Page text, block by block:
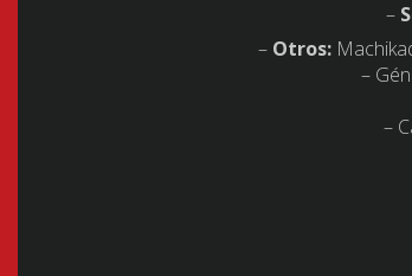
–
– Otros:
–
–